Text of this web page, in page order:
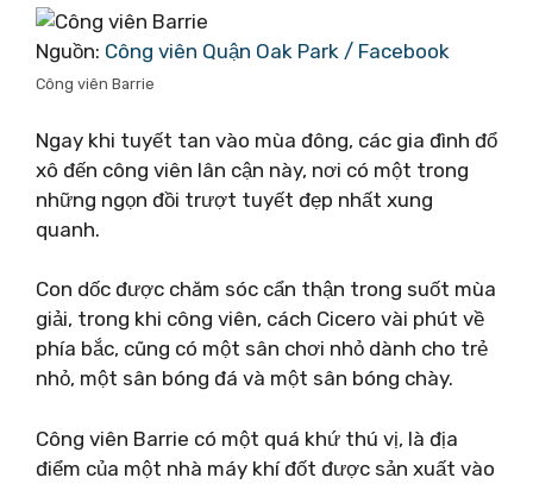
Nguồn: Công viên Quận Oak Park / Facebook
Công viên Barrie
Ngay khi tuyết tan vào mùa đông, các gia đình đổ
xô đến công viên lân cận này, nơi có một trong
những ngọn đồi trượt tuyết đẹp nhất xung
quanh.
Con dốc được chăm sóc cẩn thận trong suốt mùa
giải, trong khi công viên, cách Cicero vài phút về
phía bắc, cũng có một sân chơi nhỏ dành cho trẻ
nhỏ, một sân bóng đá và một sân bóng chày.
Công viên Barrie có một quá khứ thú vị, là địa
điểm của một nhà máy khí đốt được sản xuất vào